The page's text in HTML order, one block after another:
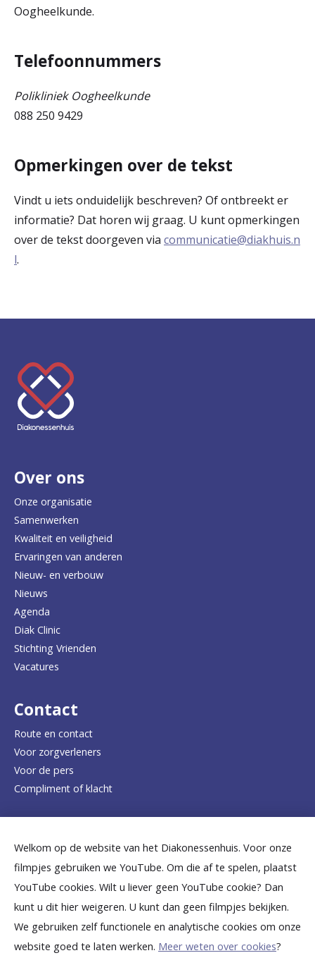
Oogheelkunde.
Telefoonnummers
Polikliniek Oogheelkunde
088 250 9429
Opmerkingen over de tekst
Vindt u iets onduidelijk beschreven? Of ontbreekt er
informatie? Dat horen wij graag. U kunt opmerkingen
over de tekst doorgeven via communicatie@diakhuis.n
l.
Welkom op de website van het Diakonessenhuis. Voor onze
filmpjes gebruiken we YouTube. Om die af te spelen, plaatst
YouTube cookies. Wilt u liever geen YouTube cookie? Dan
kunt u dit hier weigeren. U kunt dan geen filmpjes bekijken.
We gebruiken zelf functionele en analytische cookies om onze
website goed te laten werken. Meer weten over cookies?
K
e
e
t
e
r
u
g
n
a
a
d
e
h
o
p
a
g
e
Over ons
Onze organisatie
Samenwerken
Kwaliteit en veiligheid
Ervaringen van anderen
Nieuw- en verbouw
Nieuws
Agenda
Diak Clinic
Stichting Vrienden
Vacatures
Contact
Route en contact
Voor zorgverleners
Voor de pers
Compliment of klacht
Dicht bij jou
B
e
k
B
e
k
B
e
k
B
e
k
B
e
k